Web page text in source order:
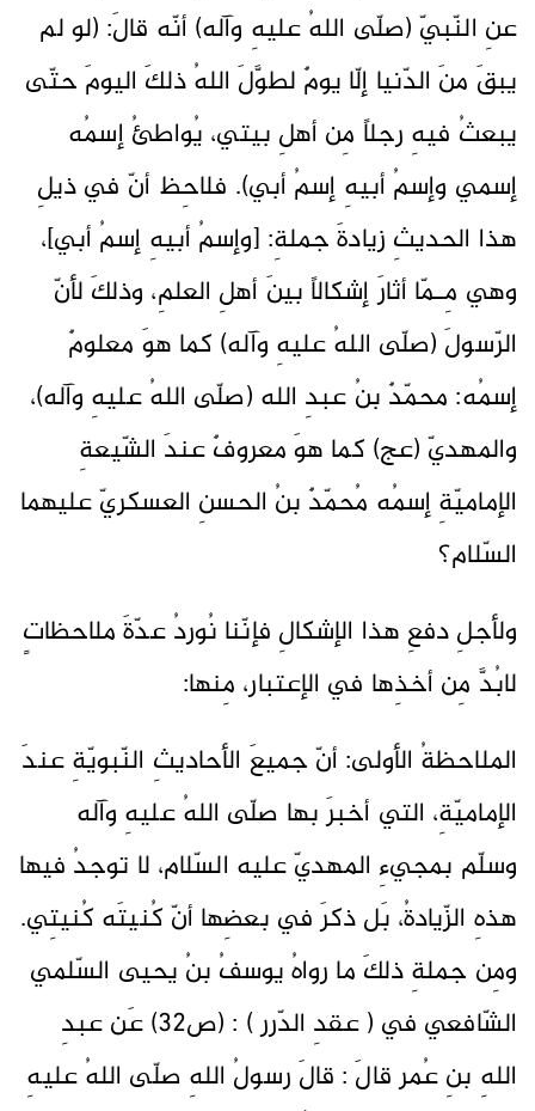
عنِ النّبيّ (صلّى اللهُ عليهِ وآله) أنّه قالَ: (لو لم
يبقَ منَ الدّنيا إلّا يومٌ لطوَّلَ اللهُ ذلكَ اليومَ حتّى
يبعثُ فيهِ رجلاً مِن أهلِ بيتي، يُواطئُ إسمُه
إسمي وإسمُ أبيهِ إسمُ أبي). فلاحِظ أنّ في ذيلِ
هذا الحديثِ زيادةَ جملةِ: [وإسمُ أبيهِ إسمُ أبي]،
وهي مِـمّا أثارَ إشكالاً بينَ أهلِ العلمِ، وذلكَ لأنّ
الرّسولَ (صلّى اللهُ عليهِ وآله) كما هوَ معلومٌ
إسمُه: محمّدٌ بنُ عبدِ الله (صلّى اللهُ عليهِ وآله)،
والمهديّ (عج) كما هوَ معروفٌ عندَ الشّيعةِ
الإماميّةِ إسمُه مُحمّدٌ بنُ الحسنِ العسكريّ عليهما
السّلام؟
ولأجلِ دفعِ هذا الإشكالِ فإنّنا نُوردُ عدّةَ ملاحظاتٍ
لابُدَّ مِن أخذِها في الإعتبار، مِنها:
الملاحظةُ الأولى: أنّ جميعَ الأحاديثِ النّبويّةِ عندَ
الإماميّةِ، التي أخبرَ بها صلّى اللهُ عليهِ وآله
وسلّم بمجيءِ المهديّ عليه السّلام، لا توجدُ فيها
هذهِ الزّيادةُ، بَل ذكرَ في بعضِها أنّ كُنيتَه كُنيتِي.
ومِن جملةِ ذلكَ ما رواهُ يوسفُ بنُ يحيى السّلمي
الشّافعي في ( عقدِ الدّرر ) : (ص32) عَن عبدِ
اللهِ بنِ عُمر قالَ : قالَ رسولُ اللهِ صلّى اللهُ عليهِ